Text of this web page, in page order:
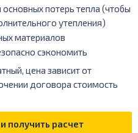
потерь тепла (чтобы
утепления)
материалов
сэкономить
цена зависит от
договора стоимость
получить расчет